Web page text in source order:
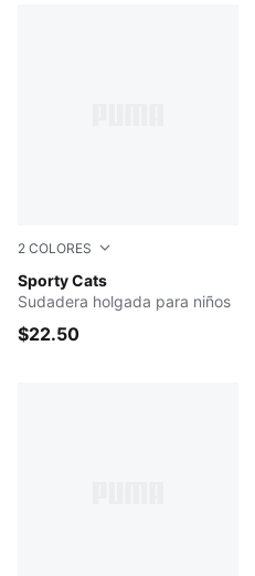
2 COLORES
Sporty Cats
PUMA WHITE
Sudadera holgada para niños
$22.50